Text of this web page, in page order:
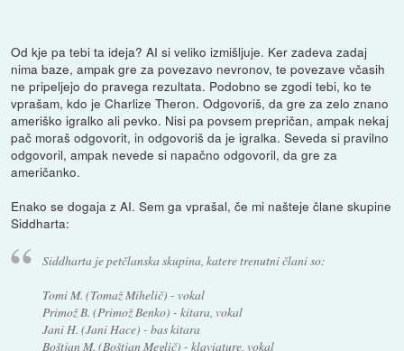
Od kje pa tebi ta ideja? AI si veliko izmišljuje. Ker zadeva zadaj
nima baze, ampak gre za povezavo nevronov, te povezave včasih
ne pripeljejo do pravega rezultata. Podobno se zgodi tebi, ko te
vprašam, kdo je Charlize Theron. Odgovoriš, da gre za zelo znano
ameriško igralko ali pevko. Nisi pa povsem prepričan, ampak nekaj
pač moraš odgovorit, in odgovoriš da je igralka. Seveda si pravilno
odgovoril, ampak nevede si napačno odgovoril, da gre za
američanko.
Enako se dogaja z AI. Sem ga vprašal, če mi našteje člane skupine
Siddharta:
Siddharta je petčlanska skupina, katere trenutni člani so:
Tomi M. (Tomaž Mihelič) - vokal
Primož B. (Primož Benko) - kitara, vokal
Jani H. (Jani Hace) - bas kitara
Boštjan M. (Boštjan Meglič) - klaviature, vokal